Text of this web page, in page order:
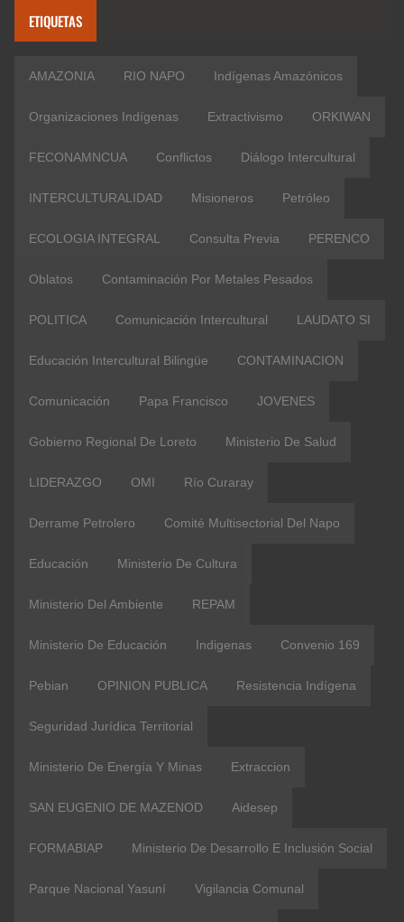
ETIQUETAS
AMAZONIA RIO NAPO Indígenas Amazónicos
Organizaciones Indígenas Extractivismo ORKIWAN
FECONAMNCUA Conflictos Diálogo Intercultural
INTERCULTURALIDAD Misioneros Petróleo
ECOLOGIA INTEGRAL Consulta Previa PERENCO
Oblatos Contaminación Por Metales Pesados
POLITICA Comunicación Intercultural LAUDATO SI
Educación Intercultural Bilingüe CONTAMINACION
Comunicación Papa Francisco JOVENES
Gobierno Regional De Loreto Ministerio De Salud
LIDERAZGO OMI Río Curaray
Derrame Petrolero Comité Multisectorial Del Napo
Educación Ministerio De Cultura
Ministerio Del Ambiente REPAM
Ministerio De Educación Indigenas Convenio 169
Pebian OPINION PUBLICA Resistencia Indígena
Seguridad Jurídica Territorial
Ministerio De Energía Y Minas Extraccion
SAN EUGENIO DE MAZENOD Aidesep
FORMABIAP Ministerio De Desarrollo E Inclusión Social
Parque Nacional Yasuní Vigilancia Comunal